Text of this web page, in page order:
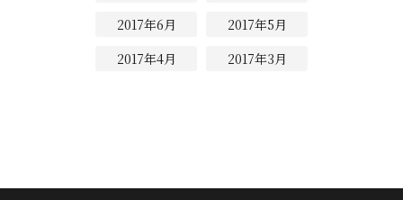
2017年6月
2017年5月
2017年4月
2017年3月